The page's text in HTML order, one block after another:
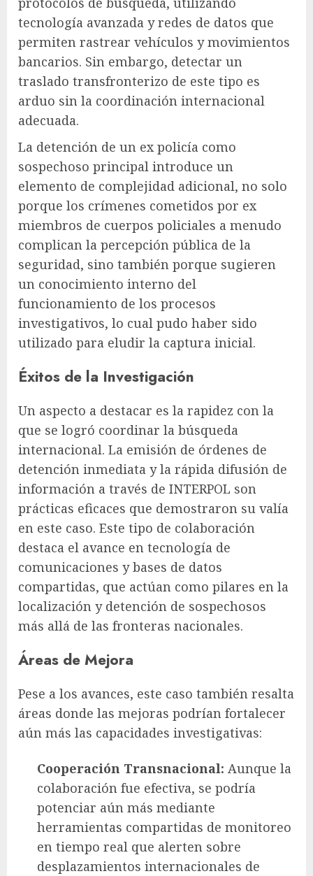
tecnología avanzada y redes de datos que
permiten rastrear vehículos y movimientos
bancarios. Sin embargo, detectar un
traslado transfronterizo de este tipo es
arduo sin la coordinación internacional
adecuada.
La detención de un ex policía como
sospechoso principal introduce un
elemento de complejidad adicional, no solo
porque los crímenes cometidos por ex
miembros de cuerpos policiales a menudo
complican la percepción pública de la
seguridad, sino también porque sugieren
un conocimiento interno del
funcionamiento de los procesos
investigativos, lo cual pudo haber sido
utilizado para eludir la captura inicial.
Éxitos de la Investigación
Un aspecto a destacar es la rapidez con la
que se logró coordinar la búsqueda
internacional. La emisión de órdenes de
detención inmediata y la rápida difusión de
información a través de INTERPOL son
prácticas eficaces que demostraron su valía
en este caso. Este tipo de colaboración
destaca el avance en tecnología de
comunicaciones y bases de datos
compartidas, que actúan como pilares en la
localización y detención de sospechosos
más allá de las fronteras nacionales.
Áreas de Mejora
Pese a los avances, este caso también resalta
áreas donde las mejoras podrían fortalecer
aún más las capacidades investigativas:
Cooperación Transnacional: Aunque la
colaboración fue efectiva, se podría
potenciar aún más mediante
herramientas compartidas de monitoreo
en tiempo real que alerten sobre
desplazamientos internacionales de